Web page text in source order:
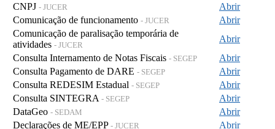
CNPJ - JUCER
Abrir
Comunicação de funcionamento - JUCER
Abrir
Comunicação de paralisação temporária de
atividades - JUCER
Abrir
Consulta Internamento de Notas Fiscais - SEGEP
Abrir
Consulta Pagamento de DARE - SEGEP
Abrir
Consulta REDESIM Estadual - SEGEP
Abrir
Consulta SINTEGRA - SEGEP
Abrir
DataGeo - SEDAM
Abrir
Declarações de ME/EPP - JUCER Abrir